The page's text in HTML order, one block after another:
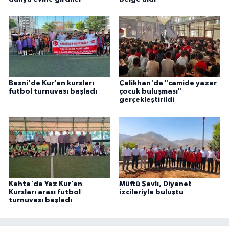
Besni'de Kur’an kursları
futbol turnuvası başladı
Çelikhan'da "camide yazar
çocuk buluşması"
gerçekleştirildi
Kahta'da Yaz Kur’an
Kursları arası futbol
turnuvası başladı
Müftü Şavlı, Diyanet
izcileriyle buluştu
Hakkari Müftülüğü
Hatay Müftülüğü
Iğdır Müftülüğü
İstanbul Müftülüğü
İzmir Müftülüğü
Kahramanmaraş Müftülüğü